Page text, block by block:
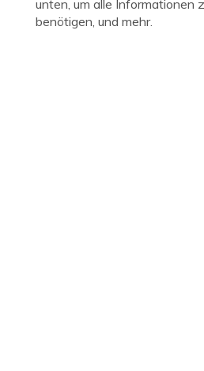
unten, um alle Informationen
benötigen, und mehr.